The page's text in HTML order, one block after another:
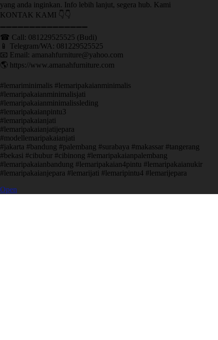
yang anda inginkan. Info lebih lanjut, segera hub. Kami
KONTAK KAMI 👇👇
➖➖➖➖➖➖➖➖➖➖➖➖➖➖➖ ㅤ
☎ Call: 081229525525 (Budi)
📱 Telegram/WA: 081229525525
📧 Email: amanahfurniture@yahoo.com
🌎 https://www.amanahfurniture.com
#lemariminimalis #lemaripakaianminimalis
#lemaripakaianminimalisjati
#lemaripakaianminimalissleding
#lemaripakaianpintu3
#lemaripakaianjati
#lemaripakaianjatijepara
#modellemaripakaianjati
#jakarta #bandung #palembang #surabaya #makassar #tangerang
#bekasi #cibubur #cibinong #lemaripakaianpalembang
#lemaripakaianbandung #lemaripakaian4pintu #lemaripakaianukir
#lemaripakaianjepara #lemarijati #lemaripintu4 #lemarijepara
Open